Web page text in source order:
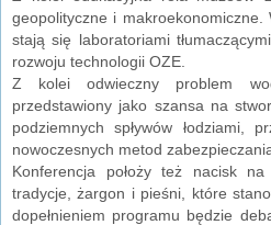
geopolityczne i makroekonomiczne.
stają się laboratoriami
rozwoju technologii OZE.
Z kolei odwieczny problem
przedstawiony jako szansa na
podziemnych spływów łodziami,
nowoczesnych metod
Konferencja położy też nacisk
tradycje, żargon i pieśni, które
dopełnieniem programu będzie